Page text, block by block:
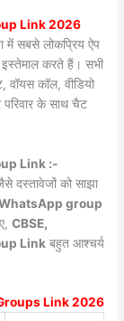
Link 2026
में सबसे लोकप्रिय ऐप
करते हैं। सभी
वॉयस कॉल, वीडियो
के साथ चैट
Link :-
दस्तावेजों को साझा
group
CBSE,
Link बहुत आश्चर्य
Link 2026